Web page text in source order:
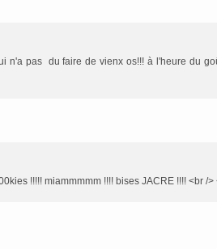
n'a pas du faire de vienx os!!! à l'heure du
!!!!! miammmmm !!!! bises JACRE !!!! <br />